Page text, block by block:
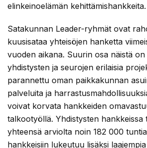
elinkeinoelämän kehittämishankkeita.
Satakunnan Leader-ryhmät ovat
kuusisataa yhteisöjen hanketta
vuoden aikana. Suurin osa näistä
yhdistysten ja seurojen erilaisia
parannettu oman paikkakunnan
palveluita ja
voivat korvata hankkeiden
talkootyöllä. Yhdistysten
yhteensä arviolta noin 182 000
hankkeisiin lukeutuu lisäksi